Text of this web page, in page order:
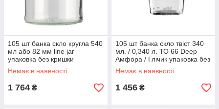
105 шт банка скло кругла 540
мл або 82 мм line jar
упаковка без кришки
Немає в наявності
1 764 ₴
105 шт банка скло твіст 340
мл. / 0,340 л. ТО 66 Deep
Амфора / Глічик упаковка без
кришки
Немає в наявності
1 456 ₴